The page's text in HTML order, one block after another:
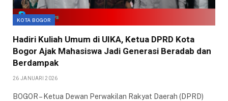
KOTA BOGOR
Hadiri Kuliah Umum di UIKA, Ketua DPRD Kota
Bogor Ajak Mahasiswa Jadi Generasi Beradab dan
Berdampak
26 JANUARI 2026
​BOGOR – Ketua Dewan Perwakilan Rakyat Daerah (DPRD)